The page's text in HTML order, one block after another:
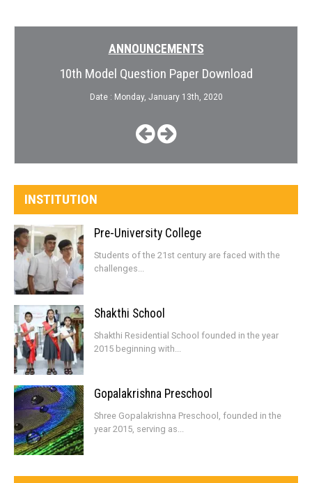
ANNOUNCEMENTS
10th Model Question Paper Download
Date : Monday, January 13th, 2020
INSTITUTION
Pre-University College
Students of the 21st century are faced with the
challenges...
Shakthi School
Shakthi Residential School founded in the year
2015 beginning with...
Gopalakrishna Preschool
Shree Gopalakrishna Preschool, founded in the
year 2015, serving as...